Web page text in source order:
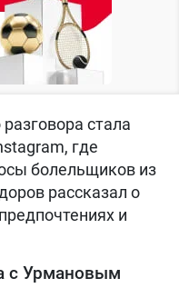
стала
где
болельщиков из
рассказал о
и
с Урмановым